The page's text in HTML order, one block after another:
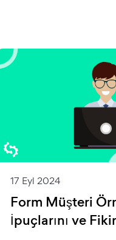
17 Eyl 2024
Form Müşteri
İpuçlarını ve